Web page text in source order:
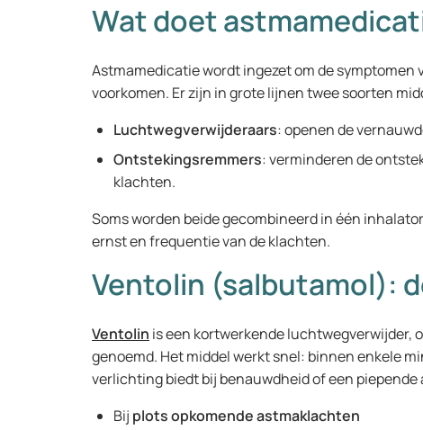
Wat doet
Astmamedicatie wordt ingezet om de symptomen
voorkomen. Er zijn in grote lijnen twee soorten
Luchtwegverwijderaars: openen de
Ontstekingsremmers: verminderen de
klachten.
Soms worden beide gecombineerd in één
ernst en frequentie van de klachten.
Ventolin (salbutamol):
Ventolin is een kortwerkende luchtwegverwijder,
genoemd. Het middel werkt snel: binnen enkele
verlichting biedt bij benauwdheid of een
Bij plots opkomende astmaklachten